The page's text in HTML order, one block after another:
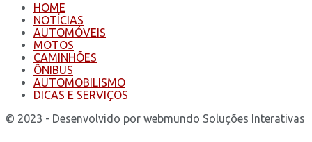
HOME
NOTÍCIAS
AUTOMÓVEIS
MOTOS
CAMINHÕES
ÔNIBUS
AUTOMOBILISMO
DICAS E SERVIÇOS
© 2023 - Desenvolvido por webmundo Soluções Interativas